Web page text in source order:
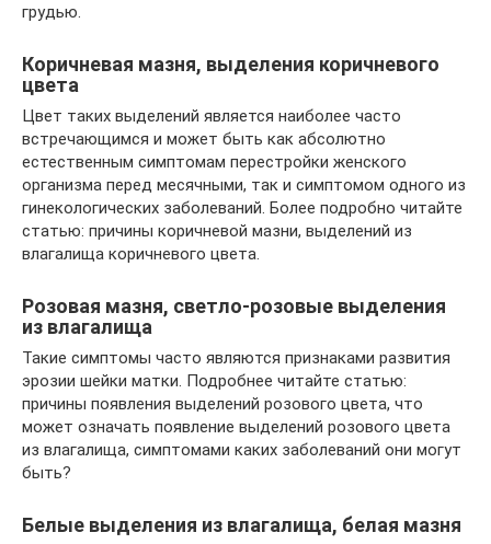
грудью.
Коричневая мазня, выделения коричневого
цвета
Цвет таких выделений является наиболее часто
встречающимся и может быть как абсолютно
естественным симптомам перестройки женского
организма перед месячными, так и симптомом одного из
гинекологических заболеваний. Более подробно читайте
статью: причины коричневой мазни, выделений из
влагалища коричневого цвета.
Розовая мазня, светло-розовые выделения
из влагалища
Такие симптомы часто являются признаками развития
эрозии шейки матки. Подробнее читайте статью:
причины появления выделений розового цвета, что
может означать появление выделений розового цвета
из влагалища, симптомами каких заболеваний они могут
быть?
Белые выделения из влагалища, белая мазня